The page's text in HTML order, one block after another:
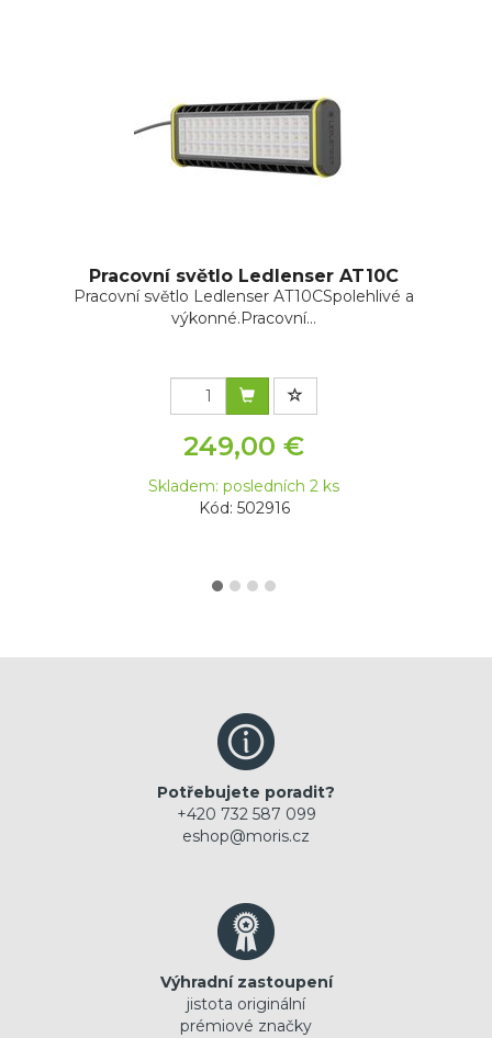
Pracovní světlo Ledlenser AT10C
Pracovní světlo Ledlenser AT10CSpolehlivé a
výkonné.Pracovní...
249,00 €
Skladem: posledních 2 ks
Kód: 502916
Potřebujete poradit?
+420 732 587 099
eshop@moris.cz
Výhradní zastoupení
jistota originální
prémiové značky